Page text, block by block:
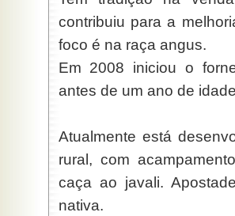
contribuiu para a
foco é na raça angus.
Em 2008 iniciou o
antes de um ano de
Atualmente está
rural, com
caça ao javali.
nativa.